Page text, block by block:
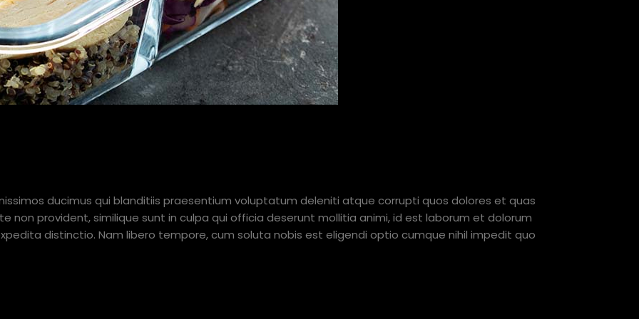
ducimus qui blanditiis praesentium voluptatum deleniti atque corrupti quos dolores et quas
provident, similique sunt in culpa qui officia deserunt mollitia animi, id est laborum et dolorum
distinctio. Nam libero tempore, cum soluta nobis est eligendi optio cumque nihil impedit quo